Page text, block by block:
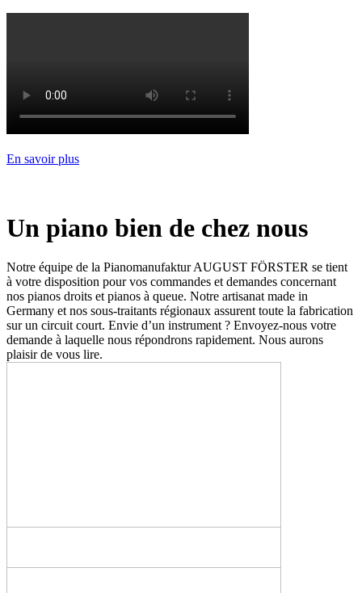
En savoir plus
Un piano bien de chez nous
Notre équipe de la Pianomanufaktur AUGUST FÖRSTER se tient
à votre disposition pour vos commandes et demandes concernant
nos pianos droits et pianos à queue. Notre artisanat made in
Germany et nos sous-traitants régionaux assurent toute la fabrication
sur un circuit court. Envie d’un instrument ? Envoyez-nous votre
demande à laquelle nous répondrons rapidement. Nous aurons
plaisir de vous lire.